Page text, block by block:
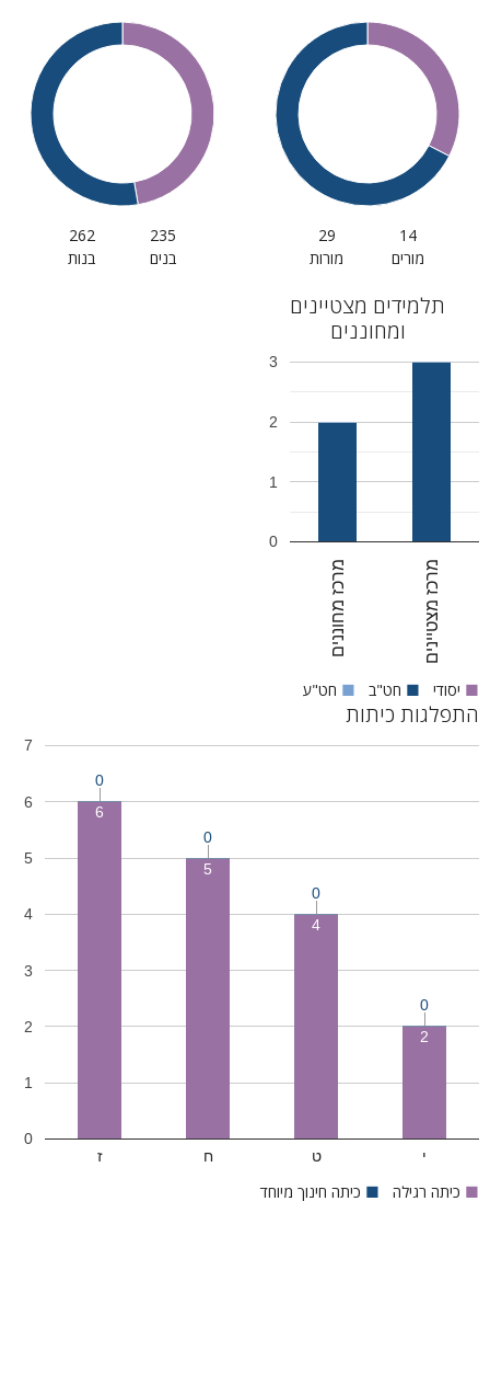
14
מורים
29
מורות
235
בנים
262
בנות
תלמידים מצטיינים
ומחוננים
מרכז מחוננים מרכז מצטיינים
0
1
2
3
■ יסודי ■ חט"ב ■ חט"ע
התפלגות כיתות
ז ח ט י
0
1
2
3
4
5
6
7
6
5
4
2
0
0
0
0
■ כיתה רגילה ■ כיתה חינוך מיוחד